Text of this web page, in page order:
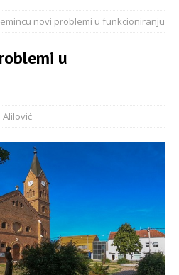
novi problemi u funkcioniranju
u
Alilović